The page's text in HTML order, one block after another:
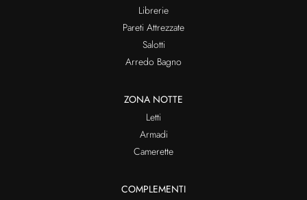
Librerie
Pareti Attrezzate
Salotti
Arredo Bagno
ZONA NOTTE
Letti
Armadi
Camerette
COMPLEMENTI